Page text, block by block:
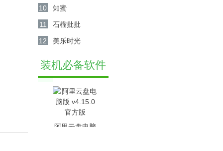
10 知蜜
11 石榴批批
12 美乐时光
装机必备软件
阿里云盘电脑